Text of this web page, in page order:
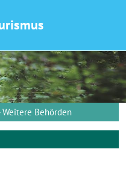
Weitere Behörden